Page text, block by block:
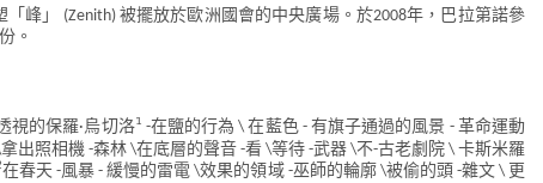
峰」 (Zenith) 被擺放於歐洲國會的中央廣場。於2008年，巴拉第諾參
。
視的保羅·烏切洛1 -在鹽的行為 \ 在藍色 - 有旗子通過的風景 - 革命運動
出照相機 -森林 \在底層的聲音 -看 \等待 -武器 \不-古老劇院 \ 卡斯米羅
在春天 -風暴 - 緩慢的雷電 \效果的領域 -巫師的輪廓 \被偷的頭 -雜文 \ 更